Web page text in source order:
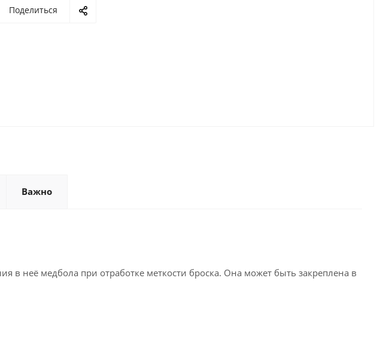
Поделиться
Важно
неё медбола при отработке меткости броска. Она может быть закреплена в